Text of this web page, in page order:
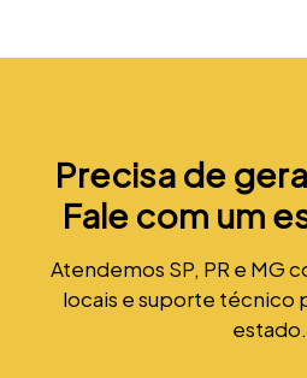
Precisa de
Fale com um
Atendemos SP, PR e MG
locais e suporte técnico
estado.